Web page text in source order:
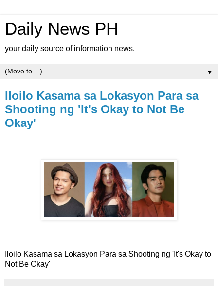
Daily News PH
your daily source of information news.
▼
Iloilo Kasama sa Lokasyon Para sa
Shooting ng 'It's Okay to Not Be
Okay'
Iloilo Kasama sa Lokasyon Para sa Shooting ng 'It's Okay to
Not Be Okay'